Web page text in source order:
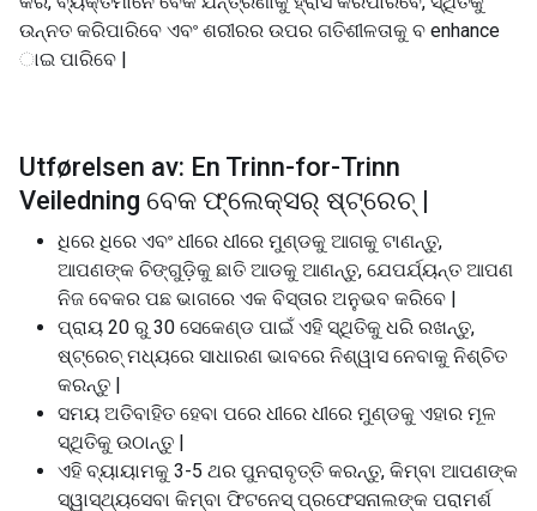
ଉନ୍ନତ କରିପାରିବେ ଏବଂ ଶରୀରର ଉପର ଗତିଶୀଳତାକୁ ବ enhance
ାଇ ପାରିବେ |
Utførelsen av: En Trinn-for-Trinn
Veiledning ବେକ ଫ୍ଲେକ୍ସର୍ ଷ୍ଟ୍ରେଚ୍ |
ଧିରେ ଧିରେ ଏବଂ ଧୀରେ ଧୀରେ ମୁଣ୍ଡକୁ ଆଗକୁ ଟାଣନ୍ତୁ,
ଆପଣଙ୍କ ଚିଙ୍ଗୁଡ଼ିକୁ ଛାତି ଆଡକୁ ଆଣନ୍ତୁ, ଯେପର୍ଯ୍ୟନ୍ତ ଆପଣ
ନିଜ ବେକର ପଛ ଭାଗରେ ଏକ ବିସ୍ତାର ଅନୁଭବ କରିବେ |
ପ୍ରାୟ 20 ରୁ 30 ସେକେଣ୍ଡ ପାଇଁ ଏହି ସ୍ଥିତିକୁ ଧରି ରଖନ୍ତୁ,
ଷ୍ଟ୍ରେଚ୍ ମଧ୍ୟରେ ସାଧାରଣ ଭାବରେ ନିଶ୍ୱାସ ନେବାକୁ ନିଶ୍ଚିତ
କରନ୍ତୁ |
ସମୟ ଅତିବାହିତ ହେବା ପରେ ଧୀରେ ଧୀରେ ମୁଣ୍ଡକୁ ଏହାର ମୂଳ
ସ୍ଥିତିକୁ ଉଠାନ୍ତୁ |
ଏହି ବ୍ୟାୟାମକୁ 3-5 ଥର ପୁନରାବୃତ୍ତି କରନ୍ତୁ, କିମ୍ବା ଆପଣଙ୍କ
ସ୍ୱାସ୍ଥ୍ୟସେବା କିମ୍ବା ଫିଟନେସ୍ ପ୍ରଫେସନାଲଙ୍କ ପରାମର୍ଶ